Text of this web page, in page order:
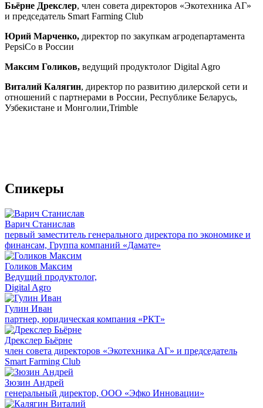
Бьёрне Дрекслер, член совета директоров «Экотехника АГ»
и председатель Smart Farming Club
Юрий Марченко, директор по закупкам агродепартамента
PepsiCo в России
Максим Голиков, ведущий продуктолог Digital Agro
Виталий Калягин, директор по развитию дилерской сети и
отношений с партнерами в России, Республике Беларусь,
Узбекистане и Монголии,Trimble
Спикеры
Варич Станислав
первый заместитель генерального директора по экономике и
финансам, Группа компаний «Дамате»
Голиков Максим
Ведущий продуктолог,
Digital Agro
Гулин Иван
партнер, юридическая компания «РКТ»
Дрекслер Бьёрне
член совета директоров «Экотехника АГ» и председатель
Smart Farming Club
Зюзин Андрей
генеральный директор, ООО «Эфко Инновации»